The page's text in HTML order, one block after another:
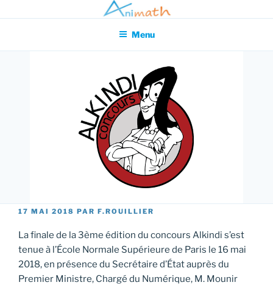
au
principal
Association pour l'Animation en Mathématiques
Menu
PUBLIÉ
17 MAI 2018 PAR F.ROUILLIER
La finale de la 3ème édition du concours Alkindi s’est
tenue à l’École Normale Supérieure de Paris le 16 mai
2018, en présence du Secrétaire d’État auprès du
Premier Ministre, Chargé du Numérique, M. Mounir